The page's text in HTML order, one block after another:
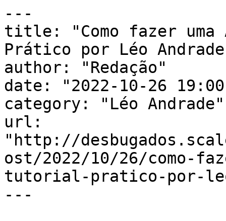
---
title: "Como fazer uma
Prático por Léo
author: "Redação"
date: "2022-10-26
category: "Léo Andrade"
url:
"http://
ost/2022/10/26/como-
tutorial-pratico-por-
---